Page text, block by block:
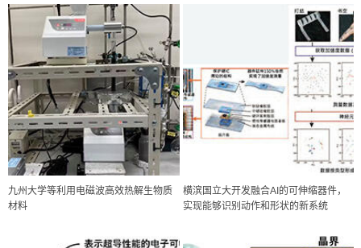
九州大学等利用电磁波高效热解生物质
材料
横滨国立大开发融合AI的可伸缩器件，
实现能够识别动作和形状的新系统